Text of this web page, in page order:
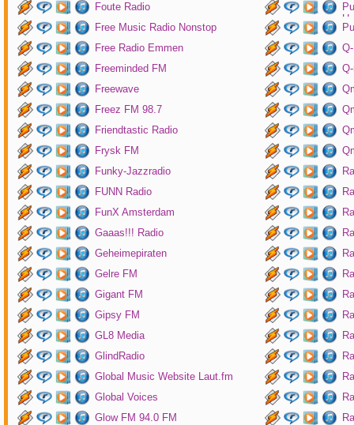
Foute Radio
Free Music Radio Nonstop
Free Radio Emmen
Freeminded FM
Freewave
Freez FM 98.7
Friendtastic Radio
Frysk FM
Funky-Jazzradio
FUNN Radio
FunX Amsterdam
Gaaas!!! Radio
Geheimepiraten
Gelre FM
Gigant FM
Gipsy FM
GL8 Media
GlindRadio
Global Music Website Laut.fm
Global Voices
Glow FM 94.0 FM